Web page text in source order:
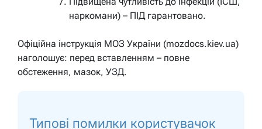
наркомани) – ПІД гарантовано.
Офіційна інструкція МОЗ України (mozdocs.kiev.ua)
наголошує: перед вставленням – повне
обстеження, мазок, УЗД.
Типові помилки користувачок